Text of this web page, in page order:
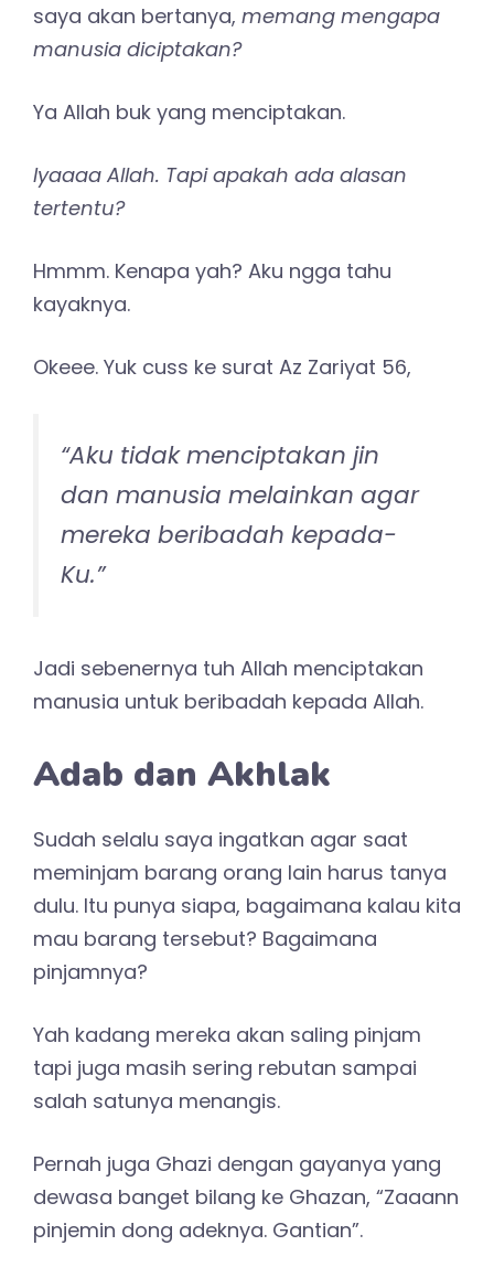
saya akan bertanya, memang mengapa
manusia diciptakan?
Ya Allah buk yang menciptakan.
Iyaaaa Allah. Tapi apakah ada alasan
tertentu?
Hmmm. Kenapa yah? Aku ngga tahu
kayaknya.
Okeee. Yuk cuss ke surat Az Zariyat 56,
“Aku tidak menciptakan jin
dan manusia melainkan agar
mereka beribadah kepada-
Ku.”
Jadi sebenernya tuh Allah menciptakan
manusia untuk beribadah kepada Allah.
Adab dan Akhlak
Sudah selalu saya ingatkan agar saat
meminjam barang orang lain harus tanya
dulu. Itu punya siapa, bagaimana kalau kita
mau barang tersebut? Bagaimana
pinjamnya?
Yah kadang mereka akan saling pinjam
tapi juga masih sering rebutan sampai
salah satunya menangis.
Pernah juga Ghazi dengan gayanya yang
dewasa banget bilang ke Ghazan, “Zaaann
pinjemin dong adeknya. Gantian”.